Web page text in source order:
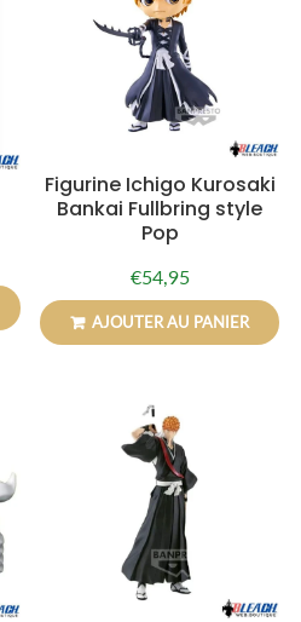
Figurine Ichigo Kurosaki
Bankai Fullbring style
Pop
Prix
régulier
€54,95€54,95
AJOUTER AU PANIER